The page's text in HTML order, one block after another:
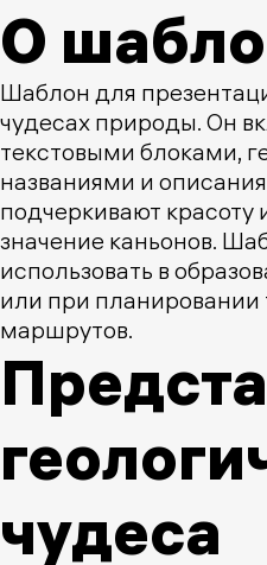
О
Шаблон для
чудесах природы. Он
текстовыми блоками,
названиями и
подчеркивают красоту
значение каньонов.
использовать в
или при планировании
маршрутов.
чудеса